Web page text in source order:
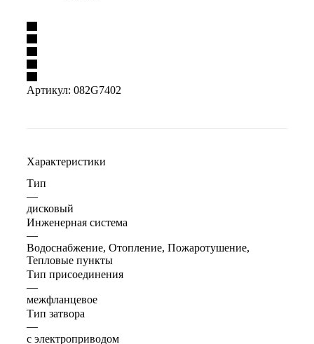
Артикул: 082G7402
Характеристики
Тип
—
дисковый
Инженерная система
—
Водоснабжение, Отопление, Пожаротушение,
Тепловые пункты
Тип присоединения
—
межфланцевое
Тип затвора
—
с электроприводом